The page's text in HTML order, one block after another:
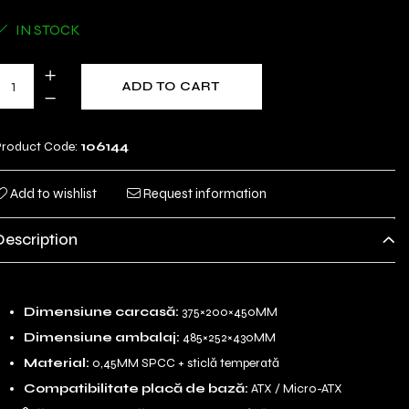
IN STOCK
ADD TO CART
Code: 106144
Add to wishlist Request information
Dimensiune carcasă: 375×200×450MM
Dimensiune ambalaj: 485×252×430MM
Material: 0,45MM SPCC + sticlă temperată
Compatibilitate placă de bază: ATX / Micro-ATX